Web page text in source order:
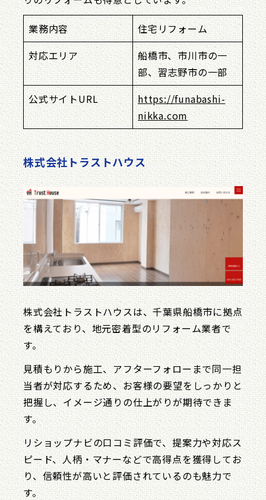
業務内容
住宅リフォーム
対応エリア
船橋市、市川市の一
部、習志野市の一部
公式サイトURL
https://funabashi-
nikka.com
株式会社トラストハウス
株式会社トラストハウスは、千葉県船橋市に拠点
を構えており、地元密着型のリフォーム業者で
す。
​見積もりから施工、アフターフォローまで同一担
当者が対応するため、お客様の要望をしっかりと
把握し、イメージ通りの仕上がりが期待できま
す。
リショップナビの口コミ評価で、提案力や対応ス
ピード、人柄・マナーなどで高得点を獲得してお
り、信頼性が高いと評価されているのも魅力で
す。